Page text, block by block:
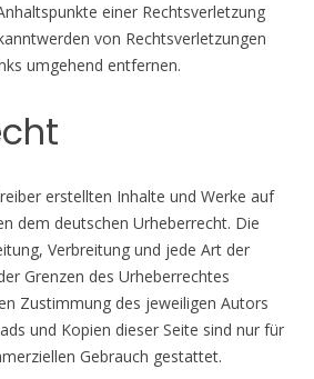
einer Rechtsverletzung
von Rechtsverletzungen
umgehend entfernen.
erstellten Inhalte und Werke auf
dem deutschen Urheberrecht. Die
Verbreitung und jede Art der
Grenzen des Urheberrechtes
Zustimmung des jeweiligen Autors
und Kopien dieser Seite sind nur für
Gebrauch gestattet.